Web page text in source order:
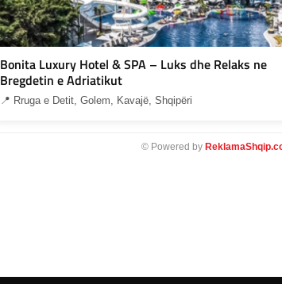
Bonita Luxury Hotel & SPA – Luks dhe Relaks ne
Bregdetin e Adriatikut
📍 Rruga e Detit, Golem, Kavajë, Shqipëri
© Powered by